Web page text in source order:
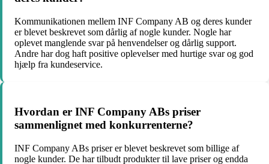
Kommunikationen mellem INF Company AB og deres kunder
er blevet beskrevet som dårlig af nogle kunder. Nogle har
oplevet manglende svar på henvendelser og dårlig support.
Andre har dog haft positive oplevelser med hurtige svar og god
hjælp fra kundeservice.
Hvordan er INF Company ABs priser
sammenlignet med konkurrenterne?
INF Company ABs priser er blevet beskrevet som billige af
nogle kunder. De har tilbudt produkter til lave priser og endda